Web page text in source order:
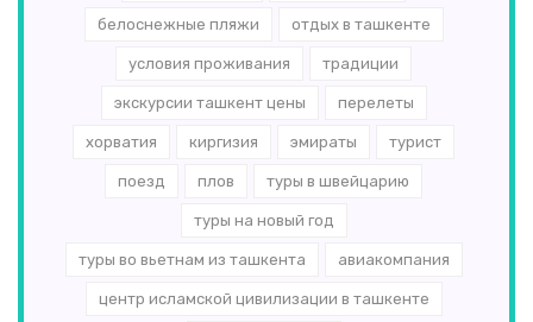
белоснежные пляжи отдых в ташкенте
условия проживания традиции
экскурсии ташкент цены перелеты
хорватия киргизия эмираты турист
поезд плов туры в швейцарию
туры на новый год
туры во вьетнам из ташкента авиакомпания
центр исламской цивилизации в ташкенте